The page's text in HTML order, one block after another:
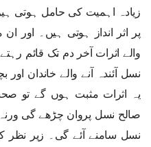
زیادہ اہمیت کی حامل ہوتی
پر اثر انداز ہوتی ہیں۔ اور
والے اثرات آخر دم تک قائم
نسل آئندہ آنے والے خاندان
یہ اثرات مثبت ہوں گے تو
صالح نسل پروان چڑھے گی
نسل سامنے آئے گی۔ زیر نظر